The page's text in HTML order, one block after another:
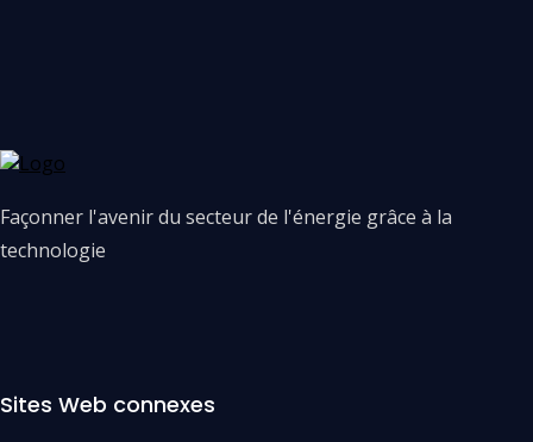
Façonner l'avenir du secteur de l'énergie grâce à la
technologie
Sites Web connexes